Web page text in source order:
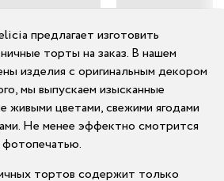
предлагает изготовить
торты на заказ. В нашем
изделия с оригинальным декором
мы выпускаем изысканные
живыми цветами, свежими ягодами
Не менее эффектно смотрится
фотопечатью.
тортов содержит только